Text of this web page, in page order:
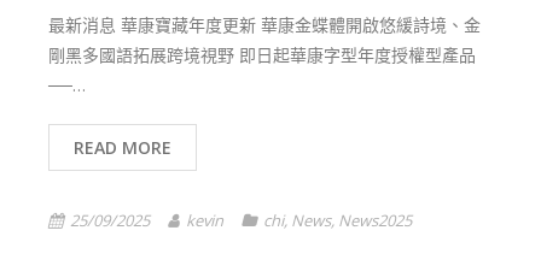
最新消息 華康寶藏年度更新 華康金蝶體開啟悠緩詩境、金
剛黑多國語拓展跨境視野 即日起華康字型年度授權型產品
──…
READ MORE
25/09/2025 kevin chi, News, News2025